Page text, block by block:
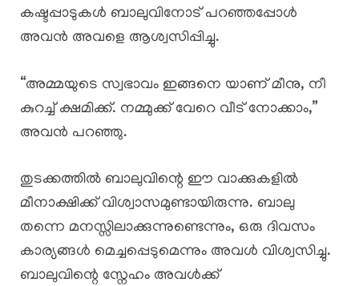
കഷ്ടപ്പാടുകൾ ബാലുവിനോട് പറഞ്ഞപ്പോൾ
അവൻ അവളെ ആശ്വസിപ്പിച്ചു.
“അമ്മയുടെ സ്വഭാവം ഇങ്ങനെ യാണ് മീനു, നീ
കുറച്ച് ക്ഷമിക്ക്. നമ്മുക്ക് വേറെ വീട് നോക്കാം,”
അവൻ പറഞ്ഞു.
തുടക്കത്തിൽ ബാലുവിന്റെ ഈ വാക്കുകളിൽ
മീനാക്ഷിക്ക് വിശ്വാസമുണ്ടായിരുന്നു. ബാലു
തന്നെ മനസ്സിലാക്കുന്നുണ്ടെന്നും, ഒരു ദിവസം
കാര്യങ്ങൾ മെച്ചപ്പെടുമെന്നും അവൾ വിശ്വസിച്ചു.
ബാലുവിന്റെ സ്നേഹം അവൾക്ക്